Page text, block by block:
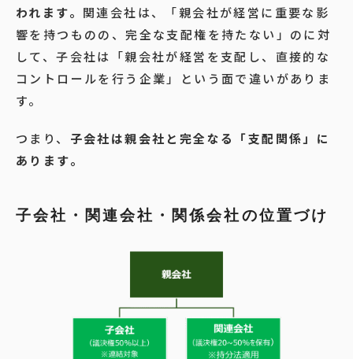
われます。 関連会社は、「親会社が経営に重要な影
響を持つものの、完全な支配権を持たない」のに対
して、子会社は「親会社が経営を支配し、直接的な
コントロールを行う企業」という面で違いがありま
す。
つまり、 子会社は親会社と完全なる「支配関係」に
あります。
子会社・関連会社・関係会社の位置づけ